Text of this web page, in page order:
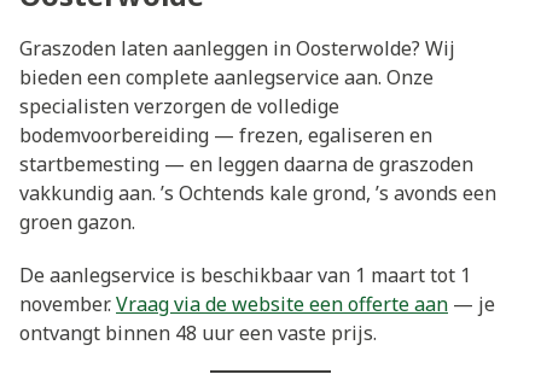
Graszoden laten aanleggen in Oosterwolde? Wij
bieden een complete aanlegservice aan. Onze
specialisten verzorgen de volledige
bodemvoorbereiding — frezen, egaliseren en
startbemesting — en leggen daarna de graszoden
vakkundig aan. ’s Ochtends kale grond, ’s avonds een
groen gazon.
De aanlegservice is beschikbaar van 1 maart tot 1
november.Vraag via de website een offerte aan — je
ontvangt binnen 48 uur een vaste prijs.